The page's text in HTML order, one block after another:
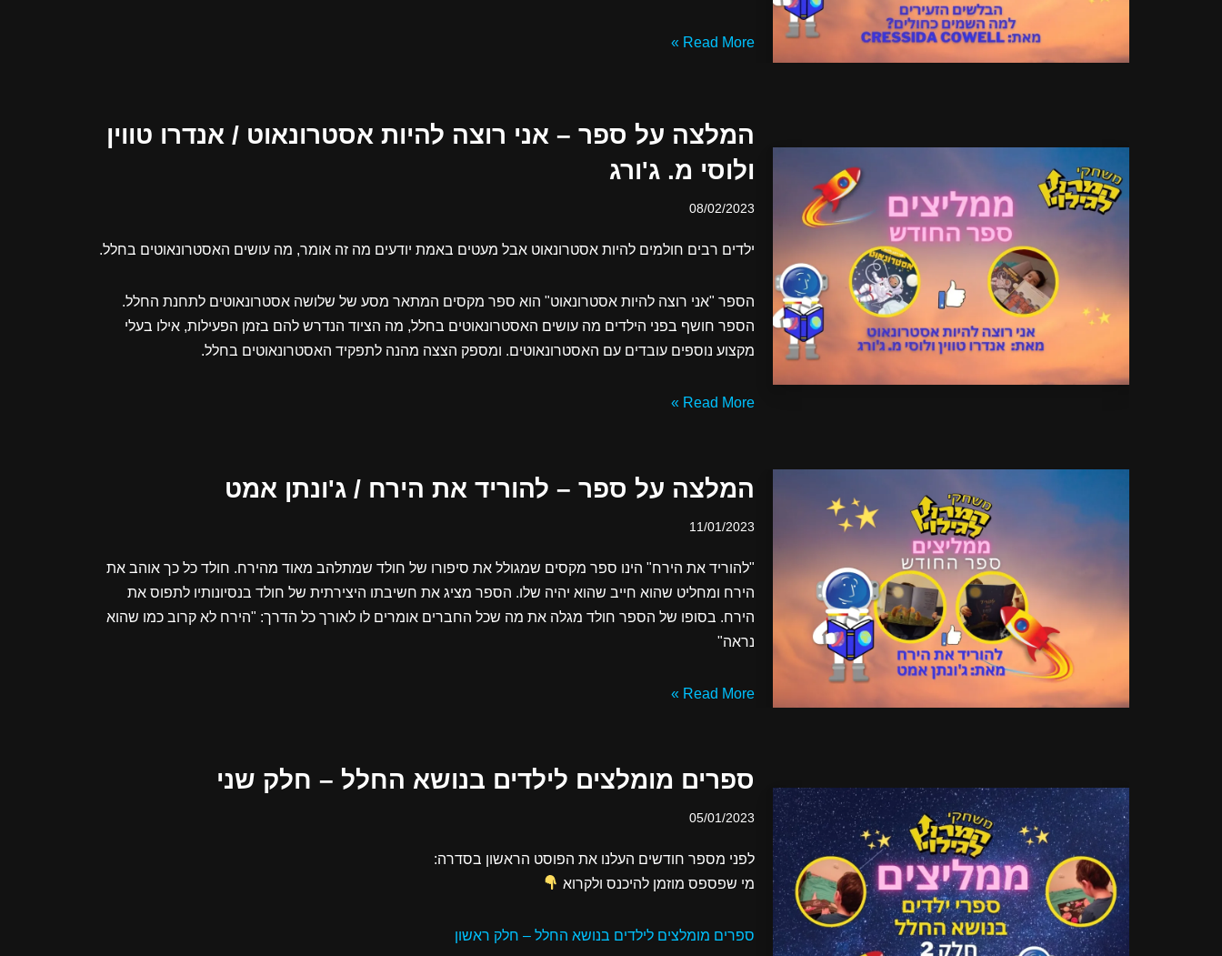
Read More »
המלצה על ספר – אני רוצה להיות אסטרונאוט / אנדרו טווין
ולוסי מ. ג'ורג
08/02/2023
ילדים רבים חולמים להיות אסטרונאוט אבל מעטים באמת יודעים מה זה אומר, מה עושים האסטרונאוטים בחלל.
הספר "אני רוצה להיות אסטרונאוט" הוא ספר מקסים המתאר מסע של שלושה אסטרונאוטים לתחנת החלל.
הספר חושף בפני הילדים מה עושים האסטרונאוטים בחלל, מה הציוד הנדרש להם בזמן הפעילות, אילו בעלי
מקצוע נוספים עובדים עם האסטרונאוטים. ומספק הצצה מהנה לתפקיד האסטרונאוטים בחלל.
Read More »
המלצה על ספר – להוריד את הירח / ג'ונתן אמט
11/01/2023
"להוריד את הירח" הינו ספר מקסים שמגולל את סיפורו של חולד שמתלהב מאוד מהירח. חולד כל כך אוהב את
הירח ומחליט שהוא חייב שהוא יהיה שלו. הספר מציג את חשיבתו היצירתית של חולד בנסיונותיו לתפוס את
הירח. בסופו של הספר חולד מגלה את מה שכל החברים אומרים לו לאורך כל הדרך: "הירח לא קרוב כמו שהוא
נראה"
Read More »
ספרים מומלצים לילדים בנושא החלל – חלק שני
05/01/2023
לפני מספר חודשים העלנו את הפוסט הראשון בסדרה:
מי שפספס מוזמן להיכנס ולקרוא
ספרים מומלצים לילדים בנושא החלל – חלק ראשון